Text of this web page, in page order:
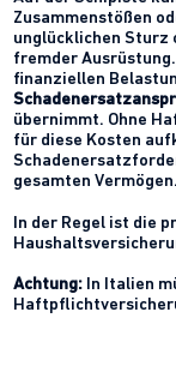
Zusammenstößen
unglücklichen Sturz
fremder
finanziellen
übernimmt. Ohne
für diese Kosten
gesamten Vermögen.
In der Regel ist die
Achtung: In Italien